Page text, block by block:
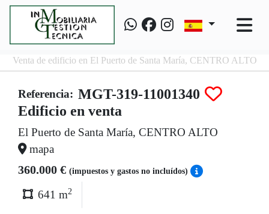
Venta de edificio en El Puerto de Santa María, CENTRO ALTO
Referencia: MGT-319-11001340
Edificio en venta
El Puerto de Santa María, CENTRO ALTO
mapa
360.000 € (impuestos y gastos no incluídos)
641 m2